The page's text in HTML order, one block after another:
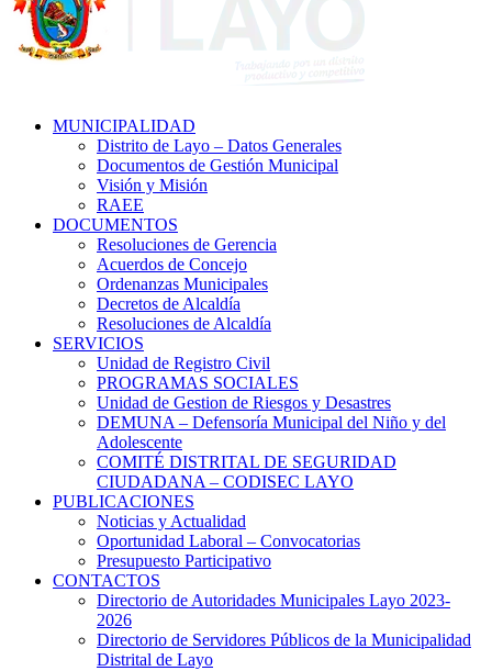
MUNICIPALIDAD
Distrito de Layo – Datos Generales
Documentos de Gestión Municipal
Visión y Misión
RAEE
DOCUMENTOS
Resoluciones de Gerencia
Acuerdos de Concejo
Ordenanzas Municipales
Decretos de Alcaldía
Resoluciones de Alcaldía
SERVICIOS
Unidad de Registro Civil
PROGRAMAS SOCIALES
Unidad de Gestion de Riesgos y Desastres
DEMUNA – Defensoría Municipal del Niño y del
Adolescente
COMITÉ DISTRITAL DE SEGURIDAD
CIUDADANA – CODISEC LAYO
PUBLICACIONES
Noticias y Actualidad
Oportunidad Laboral – Convocatorias
Presupuesto Participativo
CONTACTOS
Directorio de Autoridades Municipales Layo 2023-
2026
Directorio de Servidores Públicos de la Municipalidad
Distrital de Layo